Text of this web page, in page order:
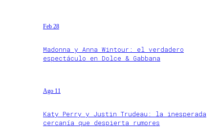
Feb 28
Madonna y Anna Wintour: el verdadero
espectáculo en Dolce & Gabbana
Ago 11
Katy Perry y Justin Trudeau: la inesperada
cercanía que despierta rumores